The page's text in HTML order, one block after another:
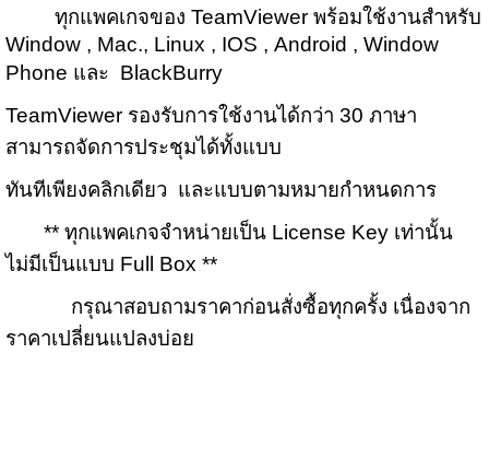
ทุกแพคเกจของ TeamViewer พร้อมใช้งานสำหรับ
Window , Mac., Linux , IOS , Android , Window
Phone และ BlackBurry
TeamViewer รองรับการใช้งานได้กว่า 30 ภาษา
สามารถจัดการประชุมได้ทั้งแบบ
ทันทีเพียงคลิกเดียว และแบบตามหมายกำหนดการ
** ทุกแพคเกจจำหน่ายเป็น License Key เท่านั้น
ไม่มีเป็นแบบ Full Box **
กรุณาสอบถามราคาก่อนสั่งซื้อทุกครั้ง เนื่องจาก
ราคาเปลี่ยนแปลงบ่อย